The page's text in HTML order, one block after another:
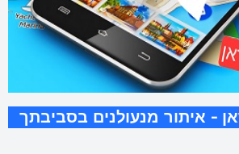
- איתור מנעולנים בסביבתך